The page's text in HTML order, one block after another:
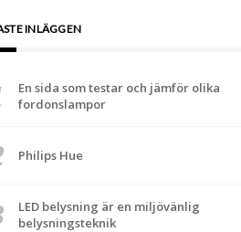
INLÄGGEN
En sida som testar och jämför olika
fordonslampor
Philips Hue
LED belysning är en miljövänlig
belysningsteknik